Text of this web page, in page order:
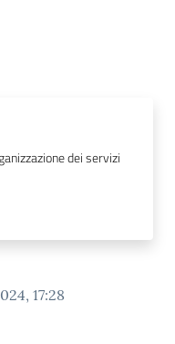
dei servizi
17:28